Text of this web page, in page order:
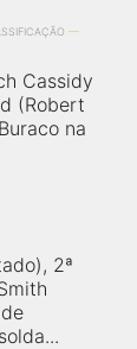
Cassidy
(Robert
na
2ª